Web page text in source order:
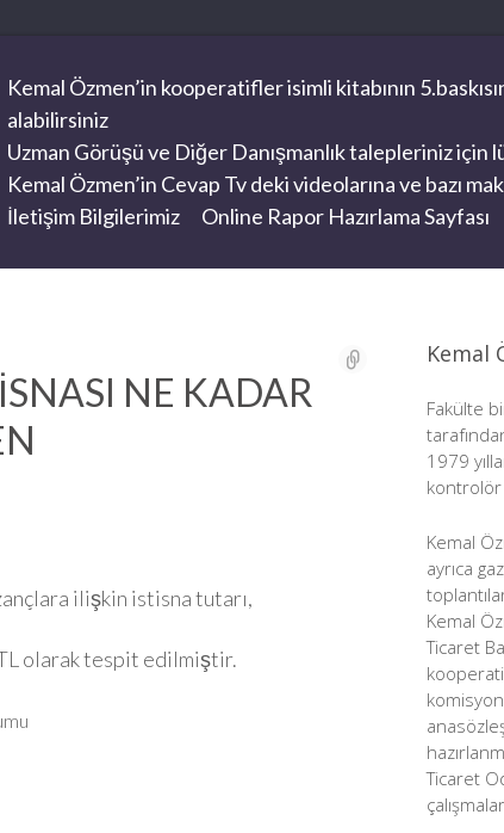
Kemal Özmen’in kooperatifler isimli kitabının
alabilirsiniz
Uzman Görüşü ve Diğer Danışmanlık talepleriniz için
Kemal Özmen’in Cevap Tv deki videolarına ve bazı
İletişim Bilgilerimiz
Online Rapor Hazırlama Sayfası
NE KADAR
ilişkin istisna tutarı,
olarak tespit edilmiştir.
Kemal
Fakülte
1979
kontrolör
Kemal
ayrıca
Kemal
Ticaret
Ticaret